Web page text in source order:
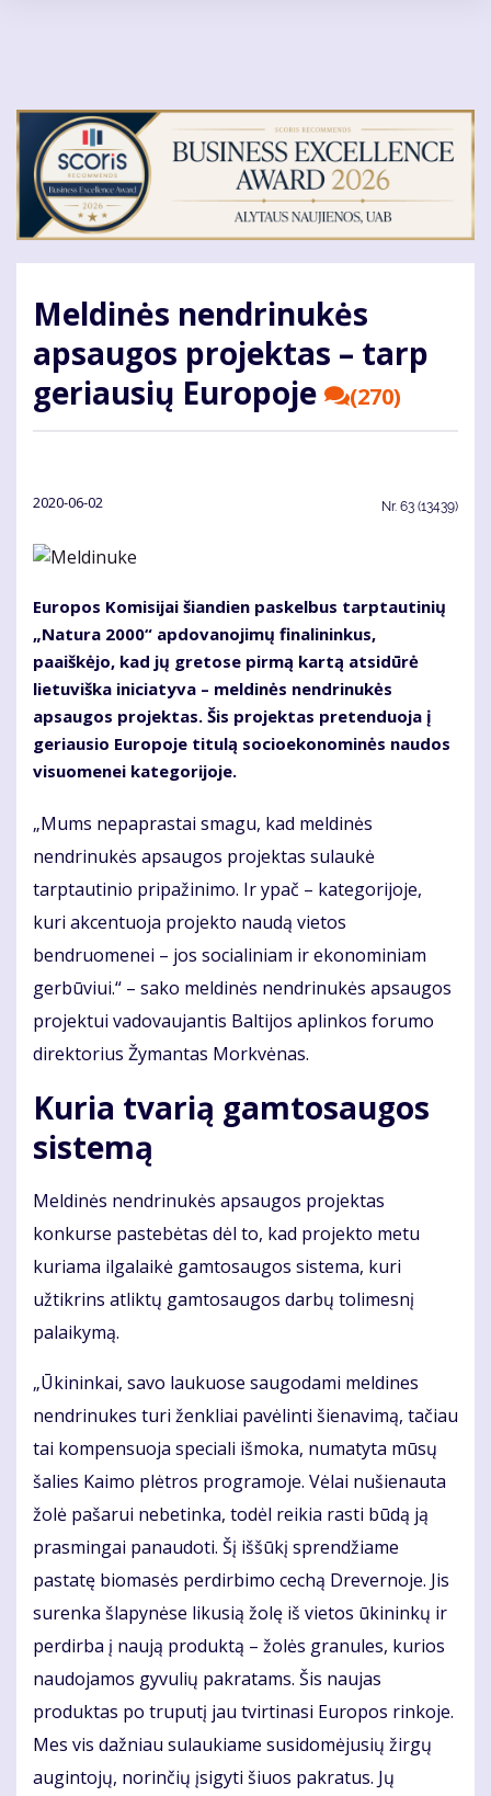
Meldinės nendrinukės
apsaugos projektas – tarp
geriausių Europoje
(270)
2020-06-02 Nr. 63 (13439)
Europos Komisijai šiandien paskelbus tarptautinių
„Natura 2000“ apdovanojimų finalininkus,
paaiškėjo, kad jų gretose pirmą kartą atsidūrė
lietuviška iniciatyva – meldinės nendrinukės
apsaugos projektas. Šis projektas pretenduoja į
geriausio Europoje titulą socioekonominės naudos
visuomenei kategorijoje.
„Mums nepaprastai smagu, kad meldinės
nendrinukės apsaugos projektas sulaukė
tarptautinio pripažinimo. Ir ypač – kategorijoje,
kuri akcentuoja projekto naudą vietos
bendruomenei – jos socialiniam ir ekonominiam
gerbūviui.“ – sako meldinės nendrinukės apsaugos
projektui vadovaujantis Baltijos aplinkos forumo
direktorius Žymantas Morkvėnas.
Kuria tvarią gamtosaugos
sistemą
Meldinės nendrinukės apsaugos projektas
konkurse pastebėtas dėl to, kad projekto metu
kuriama ilgalaikė gamtosaugos sistema, kuri
užtikrins atliktų gamtosaugos darbų tolimesnį
palaikymą.
„Ūkininkai, savo laukuose saugodami meldines
nendrinukes turi ženkliai pavėlinti šienavimą, tačiau
tai kompensuoja speciali išmoka, numatyta mūsų
šalies Kaimo plėtros programoje. Vėlai nušienauta
žolė pašarui nebetinka, todėl reikia rasti būdą ją
prasmingai panaudoti. Šį iššūkį sprendžiame
pastatę biomasės perdirbimo cechą Drevernoje. Jis
surenka šlapynėse likusią žolę iš vietos ūkininkų ir
perdirba į naują produktą – žolės granules, kurios
naudojamos gyvulių pakratams. Šis naujas
produktas po truputį jau tvirtinasi Europos rinkoje.
Mes vis dažniau sulaukiame susidomėjusių žirgų
augintojų, norinčių įsigyti šiuos pakratus. Jų